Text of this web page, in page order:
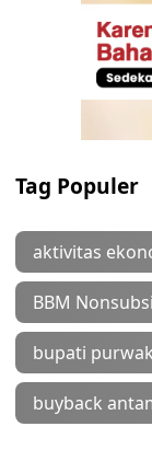
Tag Populer
aktivitas
BBM
bupati
buyback